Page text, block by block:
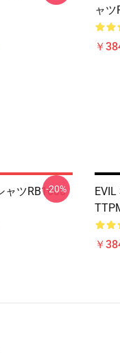
ャツ
￥
ャツRB1608
-20%
￥